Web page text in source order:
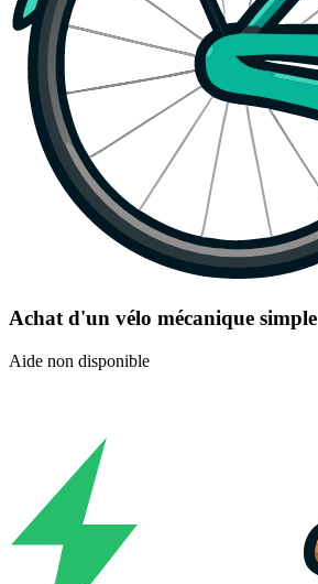
Achat d'un vélo mécanique simple
Aide non disponible